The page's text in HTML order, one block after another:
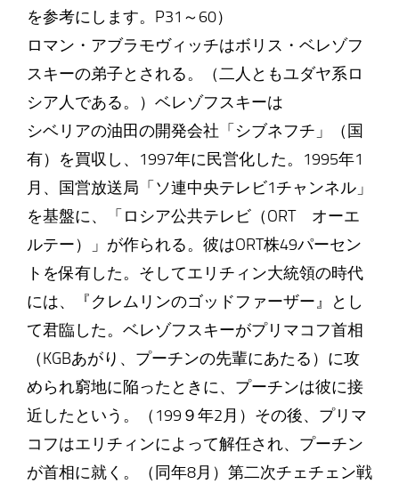
を参考にします。P31～60）
ロマン・アブラモヴィッチはボリス・ベレゾフ
スキーの弟子とされる。（二人ともユダヤ系ロ
シア人である。）ベレゾフスキーは
シベリアの油田の開発会社「シブネフチ」（国
有）を買収し、1997年に民営化した。1995年1
月、国営放送局「ソ連中央テレビ1チャンネル」
を基盤に、「ロシア公共テレビ（ORT オーエ
ルテー）」が作られる。彼はORT株49パーセン
トを保有した。そしてエリチィン大統領の時代
には、『クレムリンのゴッドファーザー』とし
て君臨した。ベレゾフスキーがプリマコフ首相
（KGBあがり、プーチンの先輩にあたる）に攻
められ窮地に陥ったときに、プーチンは彼に接
近したという。（199９年2月）その後、プリマ
コフはエリチィンによって解任され、プーチン
が首相に就く。（同年8月）第二次チェチェン戦